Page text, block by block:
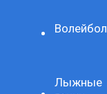
Волейбол
Лыжные